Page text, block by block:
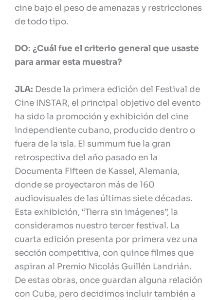
cine bajo el peso de amenazas y restricciones
de todo tipo.
DO: ¿Cuál fue el criterio general que usaste
para armar esta muestra?
JLA: Desde la primera edición del Festival de
Cine INSTAR, el principal objetivo del evento
ha sido la promoción y exhibición del cine
independiente cubano, producido dentro o
fuera de la isla. El summum fue la gran
retrospectiva del año pasado en la
Documenta Fifteen de Kassel, Alemania,
donde se proyectaron más de 160
audiovisuales de las últimas siete décadas.
Esta exhibición, “Tierra sin imágenes”, la
consideramos nuestro tercer festival. La
cuarta edición presenta por primera vez una
sección competitiva, con quince filmes que
aspiran al Premio Nicolás Guillén Landrián.
De estas obras, once guardan alguna relación
con Cuba, pero decidimos incluir también a